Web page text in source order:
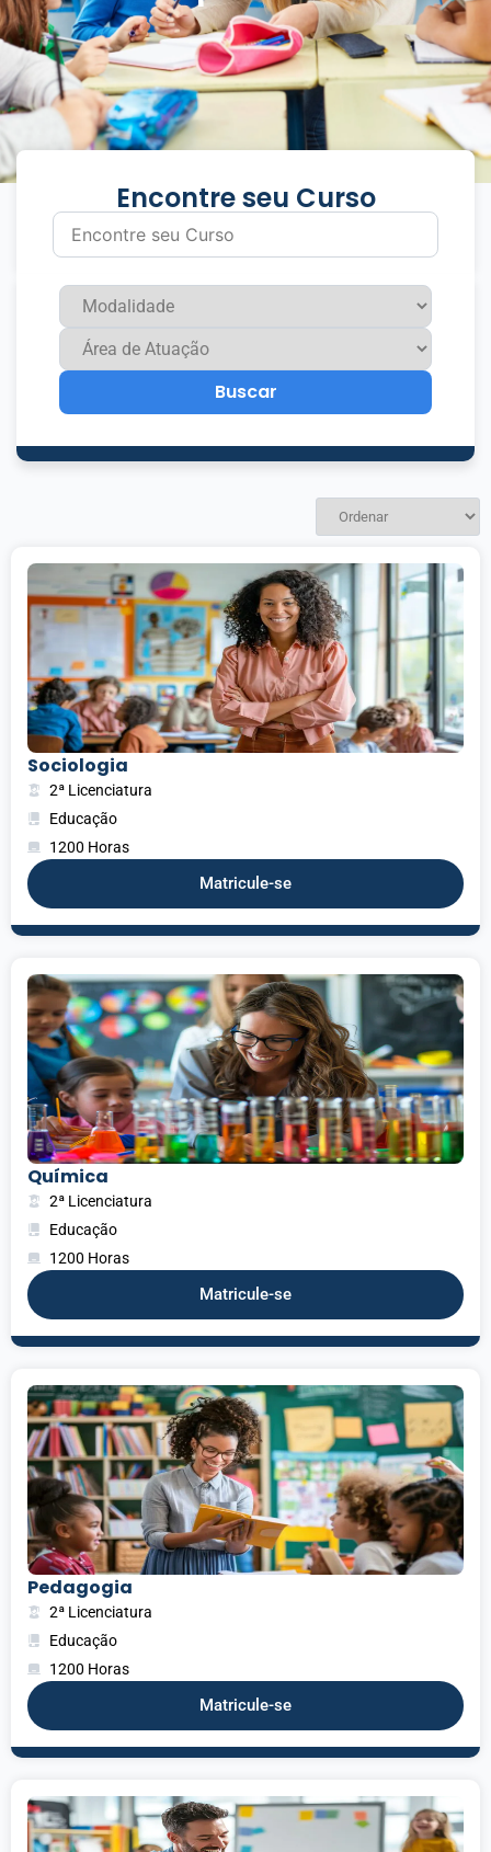
Encontre seu Curso
Buscar
Sociologia
2ª Licenciatura
Educação
1200 Horas
Matricule-se
Química
2ª Licenciatura
Educação
1200 Horas
Matricule-se
Pedagogia
2ª Licenciatura
Educação
1200 Horas
Matricule-se